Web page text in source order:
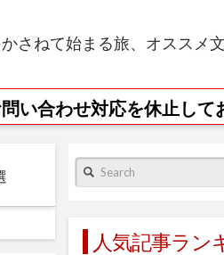
さねて始まる旅、オススメ
い合わせ対応を休止して
Search
人気記事ラン